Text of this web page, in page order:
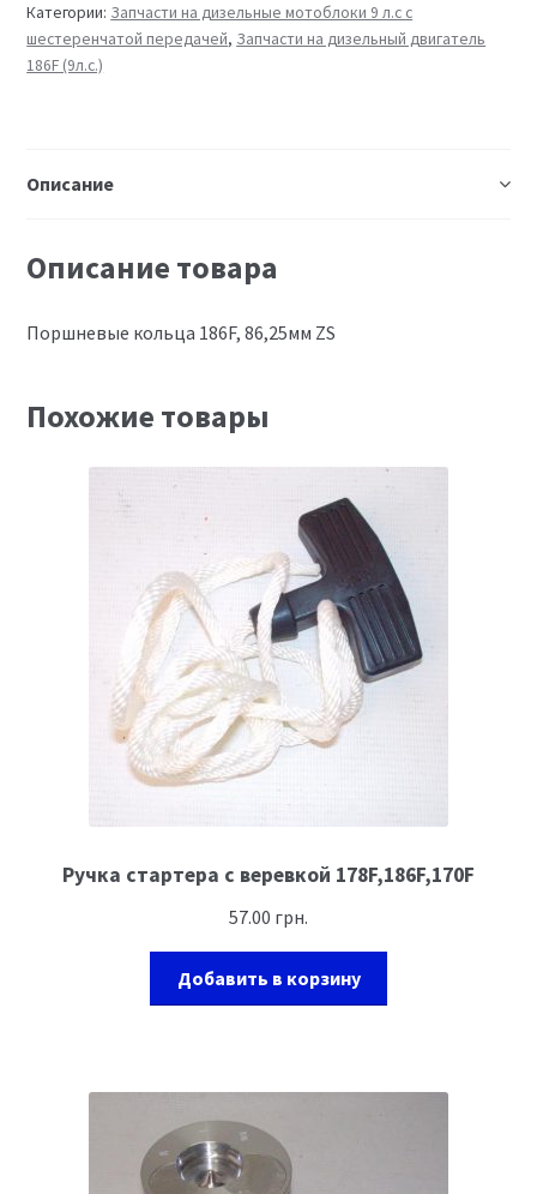
Категории: Запчасти на дизельные мотоблоки 9 л.с с
шестеренчатой передачей, Запчасти на дизельный двигатель
186F (9л.с.)
Описание
Описание товара
Поршневые кольца 186F, 86,25мм ZS
Похожие товары
Ручка стартера с веревкой 178F,186F,170F
57.00 грн.
Добавить в корзину